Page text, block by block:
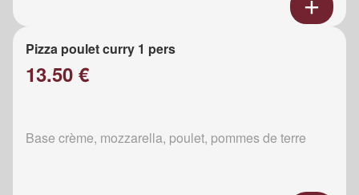
Pizza poulet curry 1 pers
13.50 €
Base crème, mozzarella, poulet, pommes de terre